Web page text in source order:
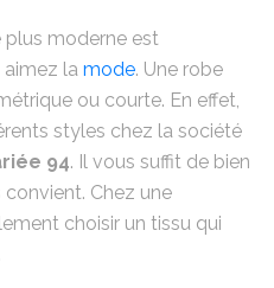
plus moderne est
la mode. Une robe
ou courte. En effet,
styles chez la société
94. Il vous suffit de bien
Chez une
choisir un tissu qui